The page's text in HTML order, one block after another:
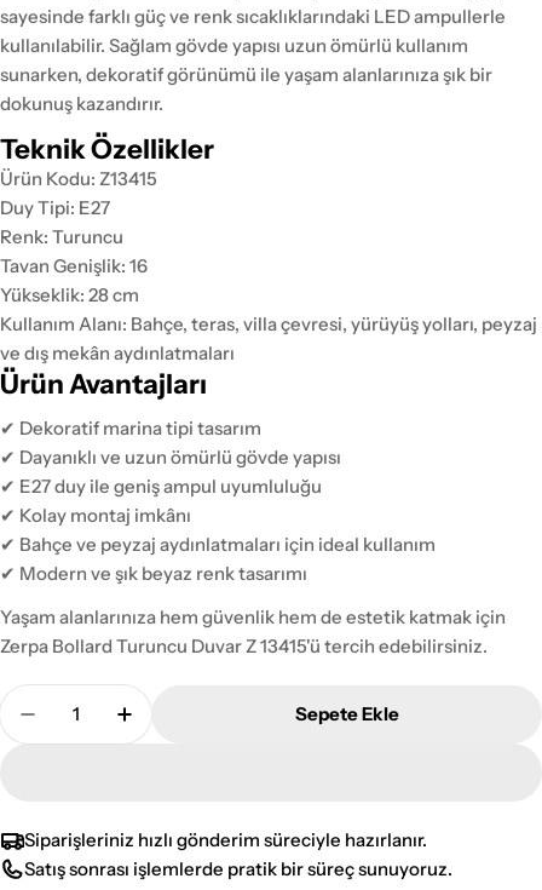
sayesinde farklı güç ve renk sıcaklıklarındaki LED ampullerle
kullanılabilir. Sağlam gövde yapısı uzun ömürlü kullanım
sunarken, dekoratif görünümü ile yaşam alanlarınıza şık bir
dokunuş kazandırır.
Teknik Özellikler
Ürün Kodu: Z13415
Duy Tipi: E27
Renk: Turuncu
Tavan Genişlik: 16
Yükseklik: 28 cm
Kullanım Alanı: Bahçe, teras, villa çevresi, yürüyüş yolları, peyzaj
ve dış mekân aydınlatmaları
Ürün Avantajları
✔ Dekoratif marina tipi tasarım
✔ Dayanıklı ve uzun ömürlü gövde yapısı
✔ E27 duy ile geniş ampul uyumluluğu
✔ Kolay montaj imkânı
✔ Bahçe ve peyzaj aydınlatmaları için ideal kullanım
✔ Modern ve şık beyaz renk tasarımı
Yaşam alanlarınıza hem güvenlik hem de estetik katmak için
Zerpa Bollard Turuncu Duvar Z 13415'ü tercih edebilirsiniz.
Adet
Zerpa Plastik Bollard Turuncu Duvar Z 13415
Zerpa Plastik Bollard Turuncu Duvar Z
Sepete Ekle
Siparişleriniz hızlı gönderim süreciyle hazırlanır.
Satış sonrası işlemlerde pratik bir süreç sunuyoruz.